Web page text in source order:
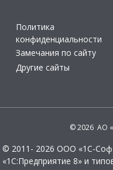
Политика
конфиденциальности
Замечания по сайту
Другие сайты
© 2026 АО
© 2011- 2026 ООО «1С-
«1С:Предприятие 8» и